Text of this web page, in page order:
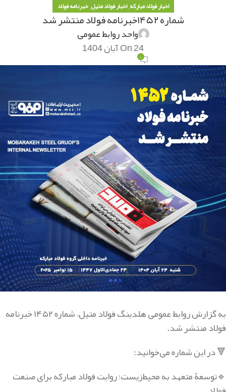
اخبار فولاد مبارکه,اخبار فولاد متیل,خبرنامه فولاد
شماره ۱۴۵۲خبرنامه فولاد منتشر شد
واحد روابط عمومی
On 24 آبان 1404
۰
به گزارش روابط عمومی هلدینگ فولاد متیل، شماره ۱۴۵۲ خبرنامه
فولاد منتشر شد.
🔻 در این شماره می‌خوانید:
🔹توسعۀ متعهد به محیط‌زیست؛ روایت فولاد مبارکه برای صنعت